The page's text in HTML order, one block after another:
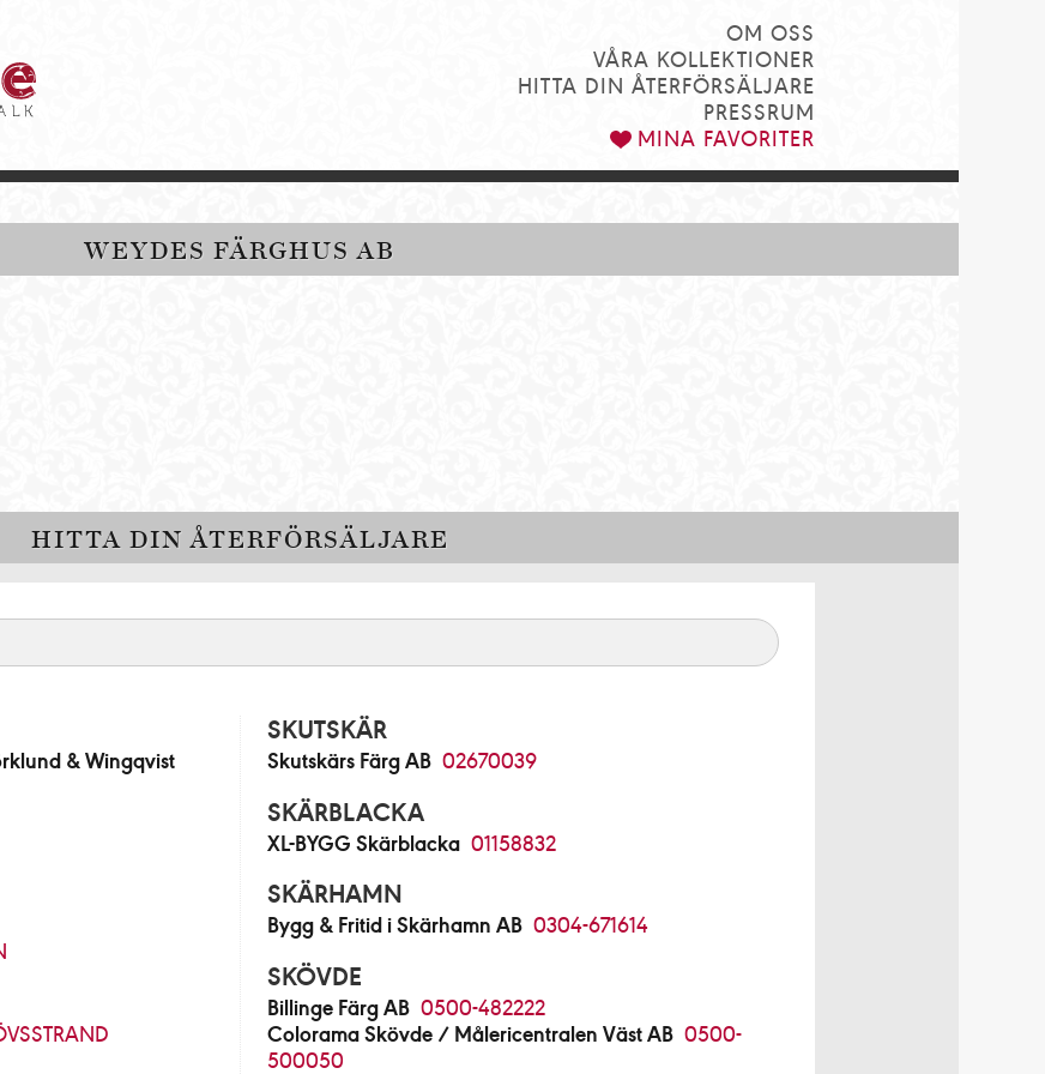
OM OSS
VÅRA KOLLEKTIONER
HITTA DIN ÅTERFÖRSÄLJARE
PRESSRUM
MINA FAVORITER
WEYDES FÄRGHUS AB
HITTA DIN ÅTERFÖRSÄLJARE
& Wingqvist
SKUTSKÄR
Skutskärs Färg AB 02670039
SKÄRBLACKA
XL-BYGG Skärblacka 01158832
SKÄRHAMN
Bygg & Fritid i Skärhamn AB 0304-671614
SKÖVDE
Billinge Färg AB 0500-482222
Colorama Skövde / Målericentralen Väst AB 0500-
500050